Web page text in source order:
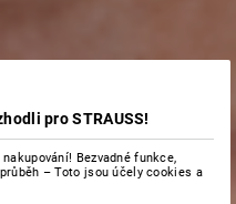
pro STRAUSS!
Bezvadné funkce,
– Toto jsou účely cookies a